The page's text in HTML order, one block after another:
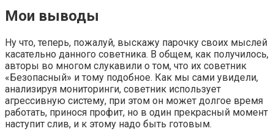
Мои выводы
Ну что, теперь, пожалуй, выскажу парочку своих мыслей
касательно данного советника. В общем, как получилось,
авторы во многом слукавили о том, что их советник
«Безопасный» и тому подобное. Как мы сами увидели,
анализируя мониторинги, советник использует
агрессивную систему, при этом он может долгое время
работать, принося профит, но в один прекрасный момент
наступит слив, и к этому надо быть готовым.